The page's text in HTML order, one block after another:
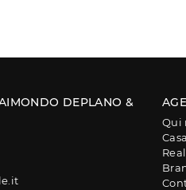
DEPLANO &
Qui